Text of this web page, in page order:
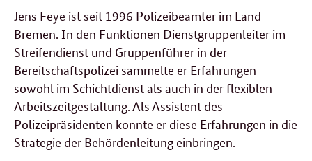
Jens Feye ist seit 1996 Polizeibeamter im Land
Bremen. In den Funktionen Dienstgruppenleiter im
Streifendienst und Gruppenführer in der
Bereitschaftspolizei sammelte er Erfahrungen
sowohl im Schichtdienst als auch in der flexiblen
Arbeitszeitgestaltung. Als Assistent des
Polizeipräsidenten konnte er diese Erfahrungen in die
Strategie der Behördenleitung einbringen.